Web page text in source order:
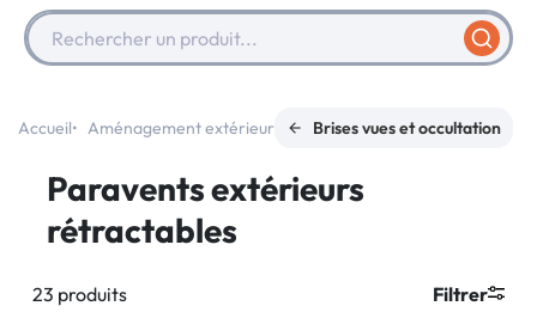
Rechercher un produit...
Accueil Aménagement extérieur Brises vues et occultation
Paravents extérieurs
rétractables
23 produits Filtrer